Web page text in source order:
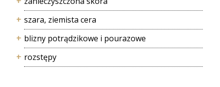
szara, ziemista cera
blizny potrądzikowe i pourazowe
rozstępy